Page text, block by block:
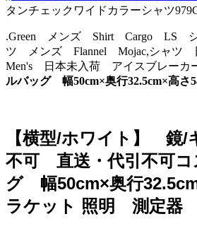
タンチェックワイドカラーシャツ
.Green メンズ Shirt Cargo LS シ
ツ メンズ Flannel Mojac,シャツ
Men's 日本未入荷 アイスブレー
ルバッグ 幅50cm×奥行32.5cm×高
【横型/ホワイト】 鏡
不可 直送・代引不可
グ 幅50cm×奥行
ラケット 照明 測定器